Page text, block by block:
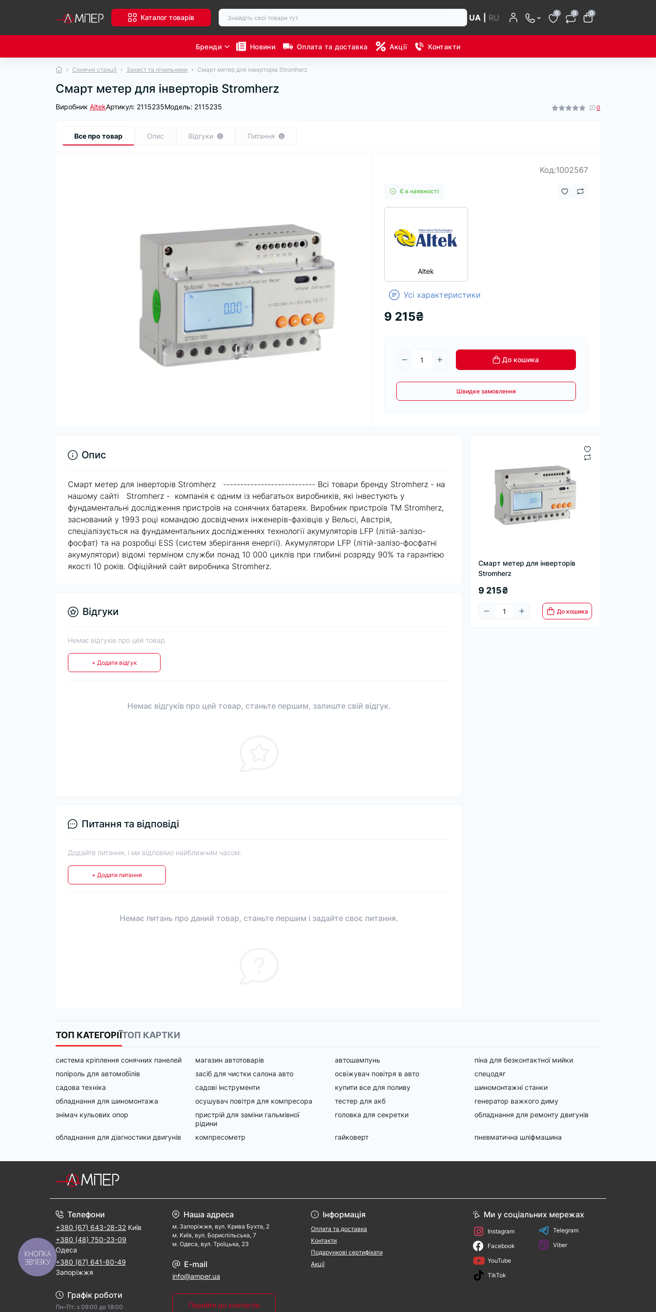
Каталог товарів UA RU 0 0 0
Бренди Новини Оплата та доставка Акції Контакти
Сонячні станції Захист та лічильники Смарт метер для інверторів Stromherz
Смарт метер для інверторів Stromherz
Виробник AltekАртикул: 2115235Модель: 2115235 0
Все про товар Опис Відгуки 0 Питання 0
Код:1002567
Є в наявності
Altek
Усі характеристики
9 215₴
До кошика
Швидке замовлення
Смарт метер для інверторів
Stromherz
9 215₴
До кошика
Опис
Смарт метер для інверторів Stromherz --------------------------- Всі товари бренду Stromherz - на
нашому сайті Stromherz - компанія є одним із небагатьох виробників, які інвестують у
фундаментальні дослідження пристроїв на сонячних батареях. Виробник пристроїв TM Stromherz,
заснований у 1993 році командою досвідчених інженерів-фахівців у Вельсі, Австрія,
спеціалізується на фундаментальних дослідженнях технології акумуляторів LFP (літій-залізо-
фосфат) та на розробці ESS (систем зберігання енергії). Акумулятори LFP (літій-залізо-фосфатні
акумулятори) відомі терміном служби понад 10 000 циклів при глибині розряду 90% та гарантією
якості 10 років. Офіційний сайт виробника Stromherz.
Відгуки
Немає відгуків про цей товар.
+ Додати відгук
Немає відгуків про цей товар, станьте першим, залиште свій відгук.
Питання та відповіді
Додайте питання, і ми відповімо найближчим часом.
+ Додати питання
Немає питань про даний товар, станьте першим і задайте своє питання.
ТОП КАТЕГОРІЇТОП КАРТКИ
система кріплення сонячних панелей магазин автотоварів автошампунь
піна для безконтактної мийки
поліроль для автомобілів
засіб для чистки салона авто освіжувач повітря в авто
спецодяг
садова техніка
садові інструменти купити все для поливу
шиномонтажні станки
обладнання для шиномонтажа
осушувач повітря для компресора тестер для акб
генератор важкого диму
знімач кульових опор
пристрій для заміни гальмівної
рідини
головка для секретки обладнання для ремонту двигунів
обладнання для діагностики двигунів компресометр гайковерт пневматична шліфмашина
Телефони
+380 (67) 643-28-32 Київ
+380 (48) 750-23-09
Одеса
+380 (67) 641-80-49
Запоріжжя
Графік роботи
Пн-Пт: з 09:00 дo 18:00
Наша адреса
м. Запорiжжя, вул. Крива Бухта, 2
м. Kиїв, вул. Бориспільська, 7
м. Одеса, вул. Троїцька, 23
E-mail
info@amper.ua
Перейти до контактів
Інформація
Оплата та доставка
Контакти
Подарункові сертифікати
Акції
Ми у соціальних мережах
Instagram
Facebook
YouTube
TikTok
Telegram
Viber
КНОПКА
ЗВ'ЯЗКУ